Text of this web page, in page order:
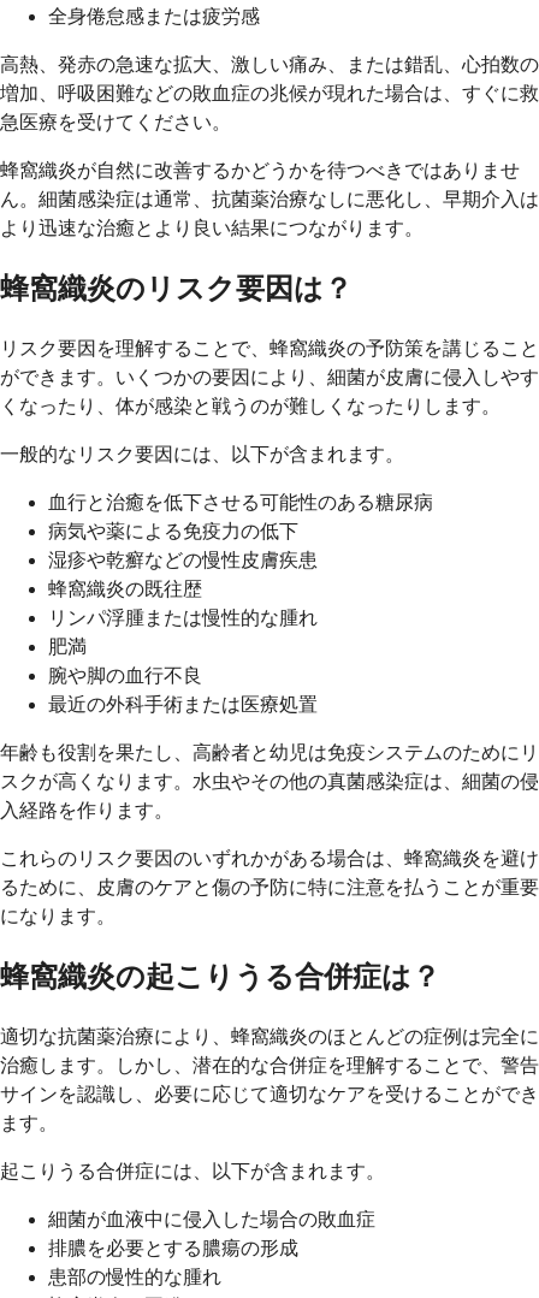
全身倦怠感または疲労感
高熱、発赤の急速な拡大、激しい痛み、または錯乱、心拍数の
増加、呼吸困難などの敗血症の兆候が現れた場合は、すぐに救
急医療を受けてください。
蜂窩織炎が自然に改善するかどうかを待つべきではありませ
ん。細菌感染症は通常、抗菌薬治療なしに悪化し、早期介入は
より迅速な治癒とより良い結果につながります。
蜂窩織炎のリスク要因は？
リスク要因を理解することで、蜂窩織炎の予防策を講じること
ができます。いくつかの要因により、細菌が皮膚に侵入しやす
くなったり、体が感染と戦うのが難しくなったりします。
一般的なリスク要因には、以下が含まれます。
血行と治癒を低下させる可能性のある糖尿病
病気や薬による免疫力の低下
湿疹や乾癬などの慢性皮膚疾患
蜂窩織炎の既往歴
リンパ浮腫または慢性的な腫れ
肥満
腕や脚の血行不良
最近の外科手術または医療処置
年齢も役割を果たし、高齢者と幼児は免疫システムのためにリ
スクが高くなります。水虫やその他の真菌感染症は、細菌の侵
入経路を作ります。
これらのリスク要因のいずれかがある場合は、蜂窩織炎を避け
るために、皮膚のケアと傷の予防に特に注意を払うことが重要
になります。
蜂窩織炎の起こりうる合併症は？
適切な抗菌薬治療により、蜂窩織炎のほとんどの症例は完全に
治癒します。しかし、潜在的な合併症を理解することで、警告
サインを認識し、必要に応じて適切なケアを受けることができ
ます。
起こりうる合併症には、以下が含まれます。
細菌が血液中に侵入した場合の敗血症
排膿を必要とする膿瘍の形成
患部の慢性的な腫れ